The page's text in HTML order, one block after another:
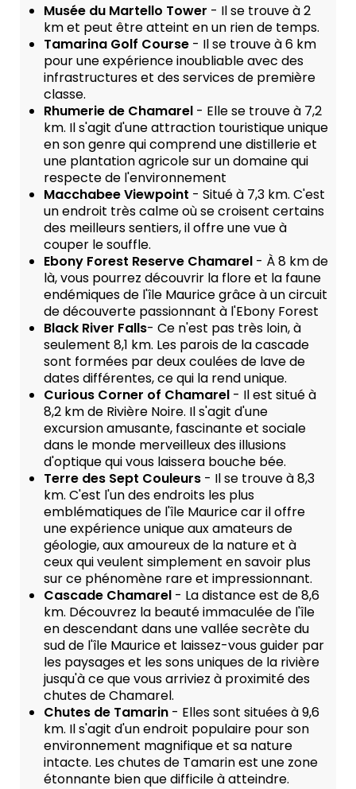
Musée du Martello Tower - Il se trouve à 2
km et peut être atteint en un rien de temps.
Tamarina Golf Course - Il se trouve à 6 km
pour une expérience inoubliable avec des
infrastructures et des services de première
classe.
Rhumerie de Chamarel - Elle se trouve à 7,2
km. Il s'agit d'une attraction touristique unique
en son genre qui comprend une distillerie et
une plantation agricole sur un domaine qui
respecte de l'environnement
Macchabee Viewpoint - Situé à 7,3 km. C'est
un endroit très calme où se croisent certains
des meilleurs sentiers, il offre une vue à
couper le souffle.
Ebony Forest Reserve Chamarel - À 8 km de
là, vous pourrez découvrir la flore et la faune
endémiques de l'île Maurice grâce à un circuit
de découverte passionnant à l'Ebony Forest
Black River Falls- Ce n'est pas très loin, à
seulement 8,1 km. Les parois de la cascade
sont formées par deux coulées de lave de
dates différentes, ce qui la rend unique.
Curious Corner of Chamarel - Il est situé à
8,2 km de Rivière Noire. Il s'agit d'une
excursion amusante, fascinante et sociale
dans le monde merveilleux des illusions
d'optique qui vous laissera bouche bée.
Terre des Sept Couleurs - Il se trouve à 8,3
km. C'est l'un des endroits les plus
emblématiques de l'île Maurice car il offre
une expérience unique aux amateurs de
géologie, aux amoureux de la nature et à
ceux qui veulent simplement en savoir plus
sur ce phénomène rare et impressionnant.
Cascade Chamarel - La distance est de 8,6
km. Découvrez la beauté immaculée de l'île
en descendant dans une vallée secrète du
sud de l'île Maurice et laissez-vous guider par
les paysages et les sons uniques de la rivière
jusqu'à ce que vous arriviez à proximité des
chutes de Chamarel.
Chutes de Tamarin - Elles sont situées à 9,6
km. Il s'agit d'un endroit populaire pour son
environnement magnifique et sa nature
intacte. Les chutes de Tamarin est une zone
étonnante bien que difficile à atteindre.